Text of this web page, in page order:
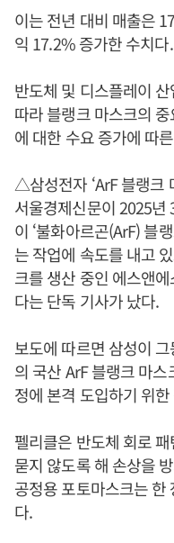
이는 전년 대비 매출은
익 17.2% 증가한 수치다.
반도체 및 디스플레이
따라 블랭크 마스크의
에 대한 수요 증가에 따
△삼성전자 ‘ArF 블랭크
서울경제신문이 2025년
이 ‘불화아르곤(ArF) 블
는 작업에 속도를 내고
크를 생산 중인 에스앤
다는 단독 기사가 났다.
보도에 따르면 삼성이
의 국산 ArF 블랭크 마
정에 본격 도입하기 위
펠리클은 반도체 회로
묻지 않도록 해 손상을
공정용 포토마스크는 한
다.